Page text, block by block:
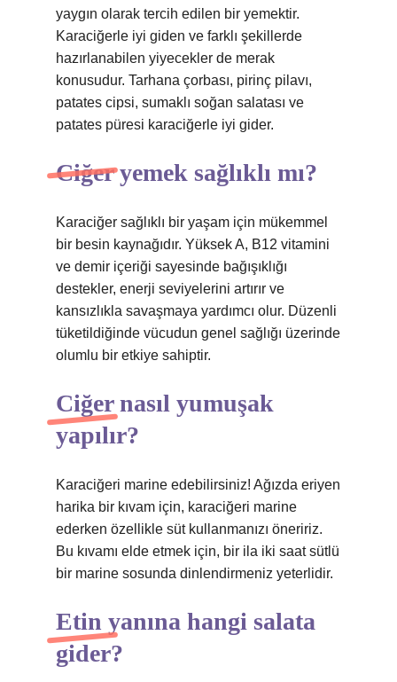
yaygın olarak tercih edilen bir yemektir.
Karaciğerle iyi giden ve farklı şekillerde
hazırlanabilen yiyecekler de merak
konusudur. Tarhana çorbası, pirinç pilavı,
patates cipsi, sumaklı soğan salatası ve
patates püresi karaciğerle iyi gider.
Ciğer yemek sağlıklı mı?
Karaciğer sağlıklı bir yaşam için mükemmel
bir besin kaynağıdır. Yüksek A, B12 vitamini
ve demir içeriği sayesinde bağışıklığı
destekler, enerji seviyelerini artırır ve
kansızlıkla savaşmaya yardımcı olur. Düzenli
tüketildiğinde vücudun genel sağlığı üzerinde
olumlu bir etkiye sahiptir.
Ciğer nasıl yumuşak
yapılır?
Karaciğeri marine edebilirsiniz! Ağızda eriyen
harika bir kıvam için, karaciğeri marine
ederken özellikle süt kullanmanızı öneririz.
Bu kıvamı elde etmek için, bir ila iki saat sütlü
bir marine sosunda dinlendirmeniz yeterlidir.
Etin yanına hangi salata
gider?